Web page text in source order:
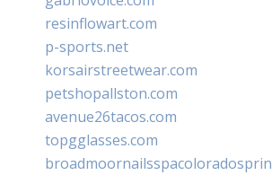
resinflowart.com
p-sports.net
korsairstreetwear.com
petshopallston.com
avenue26tacos.com
topgglasses.com